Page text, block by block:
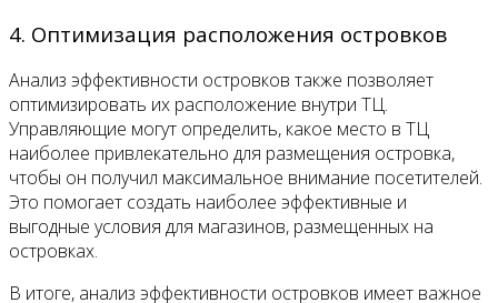
4. Оптимизация расположения островков
Анализ эффективности островков также позволяет
оптимизировать их расположение внутри ТЦ.
Управляющие могут определить, какое место в ТЦ
наиболее привлекательно для размещения островка,
чтобы он получил максимальное внимание посетителей.
Это помогает создать наиболее эффективные и
выгодные условия для магазинов, размещенных на
островках.
В итоге, анализ эффективности островков имеет важное